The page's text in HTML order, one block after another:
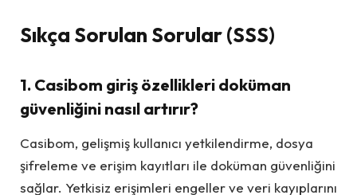
Sıkça Sorulan Sorular (SSS)
1. Casibom giriş özellikleri doküman
güvenliğini nasıl artırır?
Casibom, gelişmiş kullanıcı yetkilendirme, dosya
şifreleme ve erişim kayıtları ile doküman güvenliğini
sağlar. Yetkisiz erişimleri engeller ve veri kayıplarını